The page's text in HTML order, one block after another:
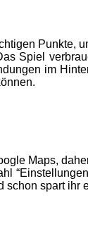
Punkte,
Spiel
im
Maps,
schon spart ihr